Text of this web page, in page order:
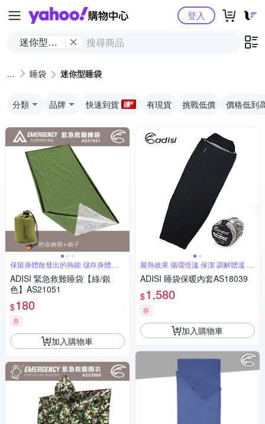
Yahoo購物中心
迷你型睡
登入
睡袋 迷你型睡袋
分類 品牌 快速到貨 有現貨 挑戰低價 價格低到
保留身體散發出的熱能 儲存身體上
的溫度
ADISI 緊急救難睡袋【綠/銀
色】AS21051
$180
券
加入購物車
聚熱效果 循環恆溫 保潔 調解體溫 登
山
ADISI 睡袋保暖內套AS18039
$1,580
券
加入購物車